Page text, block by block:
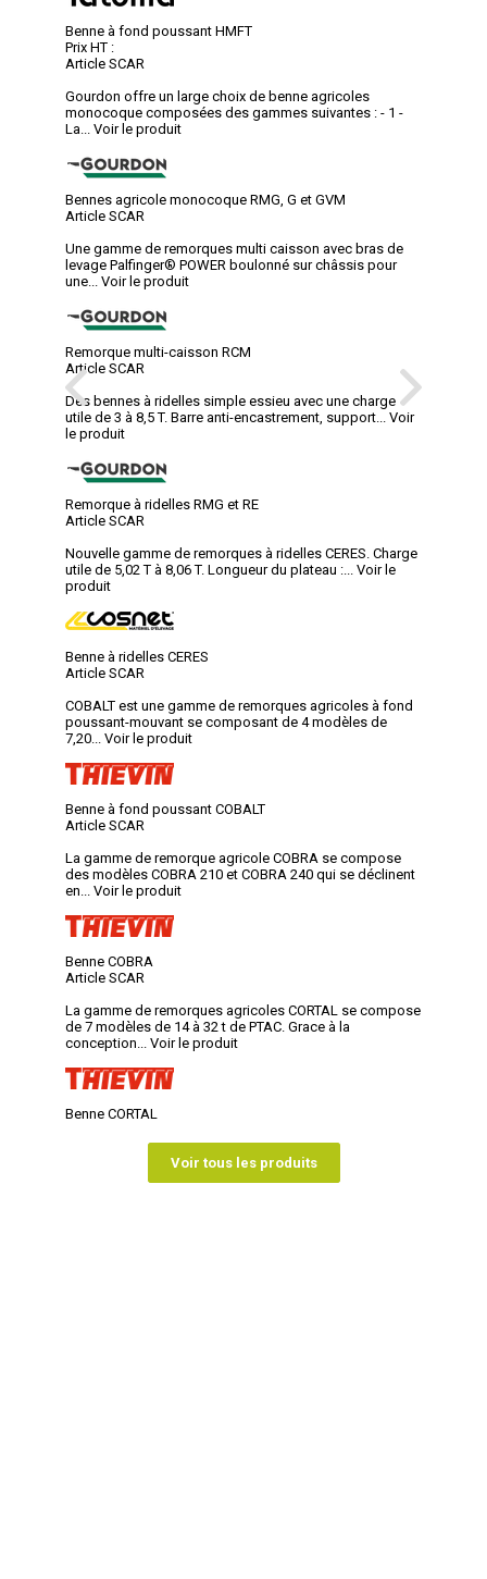
Benne à fond poussant HMFT
Prix HT :
Article SCAR
Gourdon offre un large choix de benne agricoles
monocoque composées des gammes suivantes : - 1 -
La...
Voir le produit
Bennes agricole monocoque RMG, G et GVM
Article SCAR
Une gamme de remorques multi caisson avec bras de
levage Palfinger® POWER boulonné sur châssis pour
une...
Voir le produit
Remorque multi-caisson RCM
Article SCAR
Des bennes à ridelles simple essieu avec une charge
utile de 3 à 8,5 T. Barre anti-encastrement, support...
Voir
le produit
Remorque à ridelles RMG et RE
Article SCAR
Nouvelle gamme de remorques à ridelles CERES. Charge
utile de 5,02 T à 8,06 T. Longueur du plateau :...
Voir le
produit
Benne à ridelles CERES
Article SCAR
COBALT est une gamme de remorques agricoles à fond
poussant-mouvant se composant de 4 modèles de
7,20...
Voir le produit
Benne à fond poussant COBALT
Article SCAR
La gamme de remorque agricole COBRA se compose
des modèles COBRA 210 et COBRA 240 qui se déclinent
en...
Voir le produit
Benne COBRA
Article SCAR
La gamme de remorques agricoles CORTAL se compose
de 7 modèles de 14 à 32 t de PTAC. Grace à la
conception...
Voir le produit
Benne CORTAL
Voir tous les produits